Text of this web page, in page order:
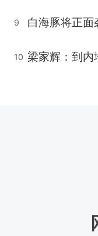
9 白海豚将正面
10